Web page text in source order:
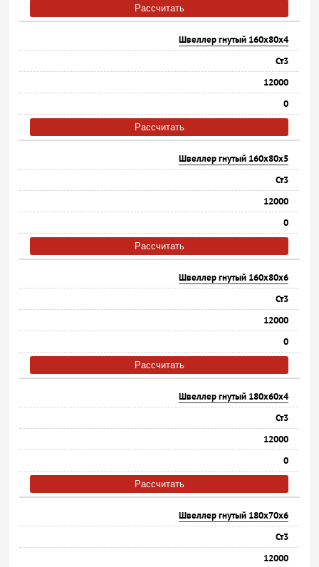
Рассчитать
Швеллер гнутый 160х80х4
Ст3
12000
0
Рассчитать
Швеллер гнутый 160х80х5
Ст3
12000
0
Рассчитать
Швеллер гнутый 160х80х6
Ст3
12000
0
Рассчитать
Швеллер гнутый 180х60х4
Ст3
12000
0
Рассчитать
Швеллер гнутый 180х70х6
Ст3
12000